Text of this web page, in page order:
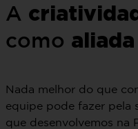
A
como aliada
Nada melhor do que
equipe pode fazer pela
que desenvolvemos na